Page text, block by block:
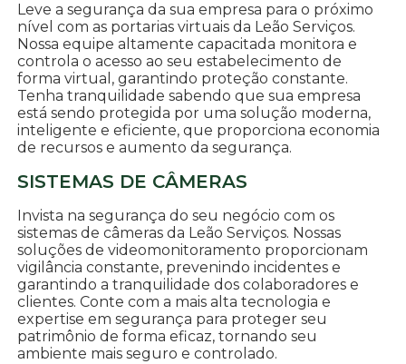
Leve a segurança da sua empresa para o próximo
nível com as portarias virtuais da Leão Serviços.
Nossa equipe altamente capacitada monitora e
controla o acesso ao seu estabelecimento de
forma virtual, garantindo proteção constante.
Tenha tranquilidade sabendo que sua empresa
está sendo protegida por uma solução moderna,
inteligente e eficiente, que proporciona economia
de recursos e aumento da segurança.
SISTEMAS DE CÂMERAS
Invista na segurança do seu negócio com os
sistemas de câmeras da Leão Serviços. Nossas
soluções de videomonitoramento proporcionam
vigilância constante, prevenindo incidentes e
garantindo a tranquilidade dos colaboradores e
clientes. Conte com a mais alta tecnologia e
expertise em segurança para proteger seu
patrimônio de forma eficaz, tornando seu
ambiente mais seguro e controlado.